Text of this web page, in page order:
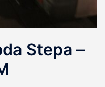
Stepa –